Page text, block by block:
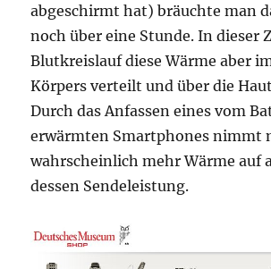
abgeschirmt hat) bräuchte man
noch über eine Stunde. In dieser
Blutkreislauf diese Wärme aber
Körpers verteilt und über die
Durch das Anfassen eines vom
erwärmten Smartphones nimmt
wahrscheinlich mehr Wärme auf
dessen Sendeleistung.